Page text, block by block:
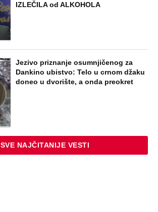
IZLEČILA od ALKOHOLA
Jezivo priznanje osumnjičenog za
Dankino ubistvo: Telo u crnom džaku
doneo u dvorište, a onda preokret
SVE NAJČITANIJE VESTI